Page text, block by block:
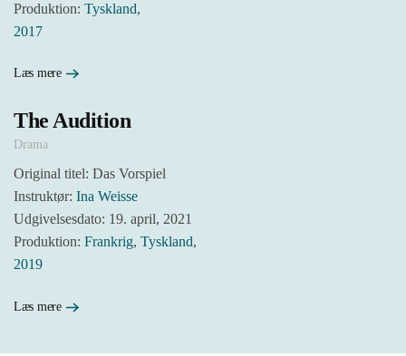
Produktion: Tyskland,
2017
Læs mere
The Audition
Drama
Original titel: Das Vorspiel
Instruktør: Ina Weisse
Udgivelsesdato: 19. april, 2021
Produktion: Frankrig, Tyskland,
2019
Læs mere